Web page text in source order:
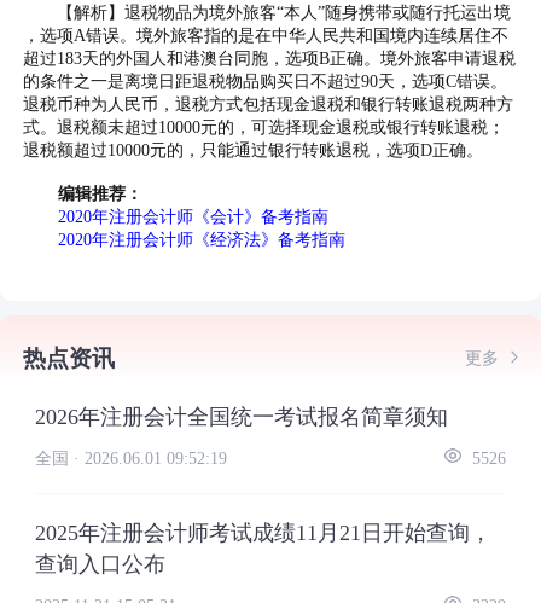
【解析】退税物品为境外旅客“本人”随身携带或随行托运出境
，选项A错误。境外旅客指的是在中华人民共和国境内连续居住不
超过183天的外国人和港澳台同胞，选项B正确。境外旅客申请退税
的条件之一是离境日距退税物品购买日不超过90天，选项C错误。
退税币种为人民币，退税方式包括现金退税和银行转账退税两种方
式。退税额未超过10000元的，可选择现金退税或银行转账退税；
退税额超过10000元的，只能通过银行转账退税，选项D正确。
编辑推荐：
2020年注册会计师《会计》备考指南
2020年注册会计师《经济法》备考指南
热点资讯 更多
2026年注册会计全国统一考试报名简章须知
全国 · 2026.06.01 09:52:19 5526
2025年注册会计师考试成绩11月21日开始查询，
查询入口公布